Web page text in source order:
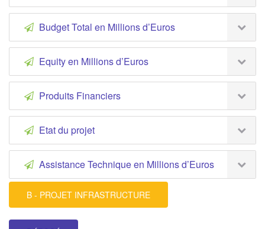
Budget Total en Millions d’Euros
Equity en Millions d’Euros
Produits Financiers
Etat du projet
Assistance Technique en Millions d’Euros
B - PROJET INFRASTRUCTURE